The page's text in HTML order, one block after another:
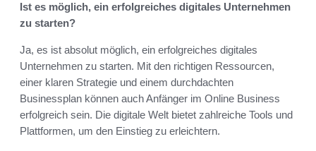
Ist es möglich, ein erfolgreiches digitales Unternehmen
zu starten?
Ja, es ist absolut möglich, ein erfolgreiches digitales
Unternehmen zu starten. Mit den richtigen Ressourcen,
einer klaren Strategie und einem durchdachten
Businessplan können auch Anfänger im Online Business
erfolgreich sein. Die digitale Welt bietet zahlreiche Tools und
Plattformen, um den Einstieg zu erleichtern.